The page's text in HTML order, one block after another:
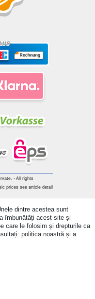
- All rights
prices see article detail
dintre acestea sunt
îmbunătăți acest site și
care le folosim și drepturile ca
politica noastră și a
here